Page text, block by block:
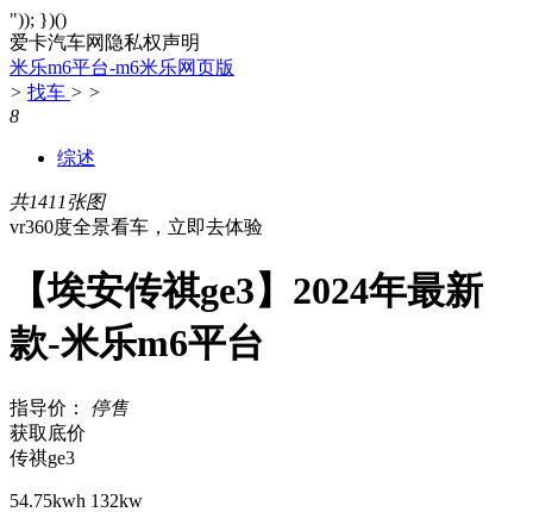
")); })()
爱卡汽车网隐私权声明
米乐m6平台-m6米乐网页版
> 找车 > >
8
综述
共1411张图
vr360度全景看车，立即去体验
【埃安传祺ge3】2024年最新
款-米乐m6平台
指导价： 停售
获取底价
传祺ge3
54.75kwh 132kw